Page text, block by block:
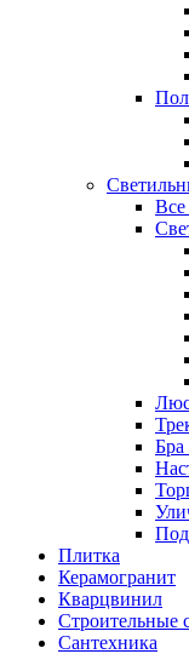
Все
Бра
Плитка
Керамогранит
Кварцвинил
Строительные
Сантехника